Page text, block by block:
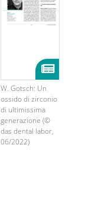
W. Gotsch: Un
ossido di zirconio
di ultimissima
generazione (©
das dental labor,
06/2022)